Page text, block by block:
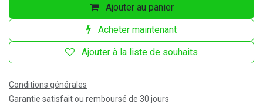
Ajouter au panier
Acheter maintenant
Ajouter à la liste de souhaits
Conditions générales
Garantie satisfait ou remboursé de 30 jours